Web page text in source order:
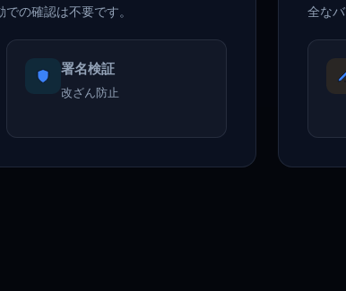
の確認は不要です。
署名検証
改ざん防止
全な